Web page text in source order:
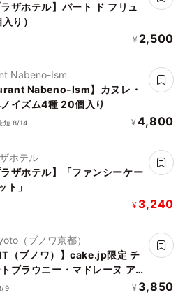
ラザホテル】パート ド フリュ
り）
¥ 2,500
Nabeno-Ism
Nabeno-Ism】カヌレ・
ノイズム4種 20個入り
短 8/14 ¥ 4,800
ホテル
ラザホテル】「ファンシーケー
ト」
¥ 3,240
（ブノワ京都）
（ブノワ）】cake.jp限定 チ
ブラウニー・マドレーヌ ア
入
9 ¥ 3,850